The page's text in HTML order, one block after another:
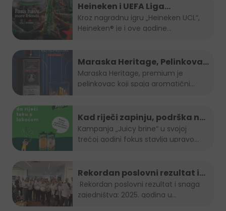
Heineken i UEFA Liga
šampiona nagradili ljubitelje
nogometa u BiH
Kroz nagradnu igru „Heineken UCL“,
Heineken® je i ove godine...
Maraska Heritage, Pelinkovac
nad Pelinkovcima
Maraska Heritage, premium je
pelinkovac koji spaja aromatični
Kad riječi zapinju, podrška ne
smije: "Juicy brine" otvara
temu disleksije
Kampanja „Juicy brine“ u svojoj
trećoj godini fokus stavlja upravo...
Rekordan poslovni rezultat i
snaga zajedništva: 2025.
godina u Boreasu
zajedništva: 2025. godina u...